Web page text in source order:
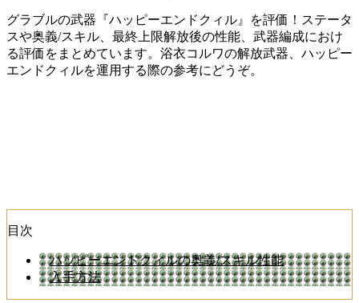
グラブルの武器『ハッピーエンドクィル』を評価！ステータ
スや奥義/スキル、最終上限解放後の性能、武器編成におけ
る評価をまとめています。浴衣コルワの解放武器、ハッピー
エンドクィルを運用する際の参考にどうぞ。
目次
ハッピーエンドクィルの奥義/スキル性能
入手方法